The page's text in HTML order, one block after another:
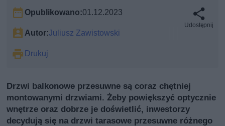
Opublikowano:01.12.2023
Autor:Juliusz Zawistowski
Drukuj
Udostępnij
Drzwi balkonowe przesuwne są coraz chętniej
montowanymi drzwiami. Żeby powiększyć optycznie
wnętrze oraz dobrze je doświetlić, inwestorzy
decydują się na drzwi tarasowe przesuwne różnego